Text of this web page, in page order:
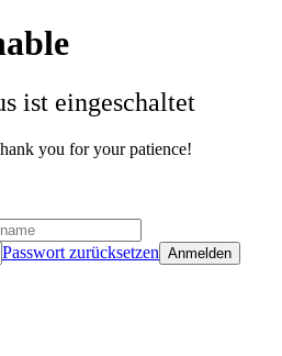
ist eingeschaltet
you for your patience!
Passwort zurücksetzen